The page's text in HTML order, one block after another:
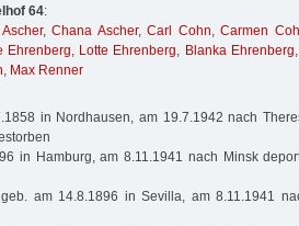
64:
,Chana Ascher,Carl Cohn,Carmen
Ehrenberg, Lotte Ehrenberg, Blanka Ehrenberg,
, Max Renner
in Nordhausen, am 19.7.1942 nach
in Hamburg, am 8.11.1941 nach Minsk
am 14.8.1896 in Sevilla, am 8.11.1941